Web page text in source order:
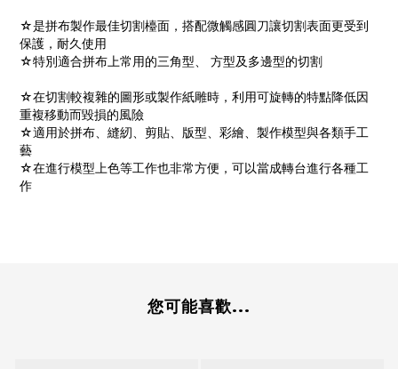
☆是拼布製作最佳切割檯面，搭配微觸感圓刀讓切割表面更受到
保護，耐久使用
☆特別適合拼布上常用的三角型、 方型及多邊型的切割
☆在切割較複雜的圖形或製作紙雕時，利用可旋轉的特點降低因
重複移動而毀損的風險
☆適用於拼布、縫紉、剪貼、版型、彩繪、製作模型與各類手工
藝
☆在進行模型上色等工作也非常方便，可以當成轉台進行各種工
作
您可能喜歡...